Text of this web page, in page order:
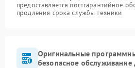
предоставляется постгарантийное
продления срока службы техники
Оригинальные
безопасное